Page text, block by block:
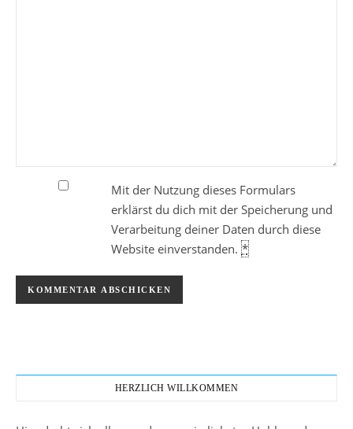
Mit der Nutzung dieses Formulars
erklärst du dich mit der Speicherung und
Verarbeitung deiner Daten durch diese
Website einverstanden. *
HERZLICH WILLKOMMEN